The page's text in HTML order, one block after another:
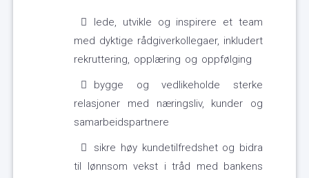
lede, utvikle og inspirere et team
med dyktige rådgiverkollegaer, inkludert
rekruttering, opplæring og oppfølging
bygge og vedlikeholde sterke
relasjoner med næringsliv, kunder og
samarbeidspartnere
sikre høy kundetilfredshet og bidra
til lønnsom vekst i tråd med bankens